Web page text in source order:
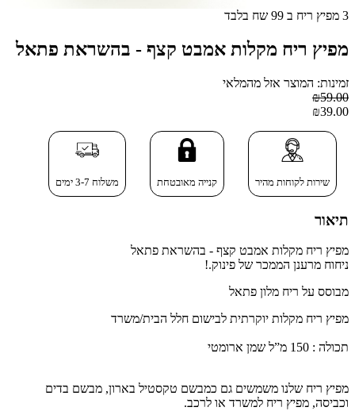
3 מפיץ ריח ב 99 שח בלבד
מפיץ ריח מקלות אמבט קצף - בהשראת פתאל
זמינות: המוצר אזל מהמלאי
₪59.00
₪39.00
שירות לקוחות מהיר קנייה מאובטחת משלוח 3-7 ימים
תיאור
מפיץ ריח מקלות אמבט קצף - בהשראת פתאל
ניחוח מרענן הממכר של פינוק.!
מבוסס על ריח מלון פתאל
מפיץ ריח מקלות יוקרתית לבישום חלל הבית/משרד
תכולה : 150 מ”ל שמן ארומטי
מפיץ ריח שלנו משמשים גם כמבשם טקסטיל בארון, מבשם בדים
וכביסה, מפיץ ריח למשרד או לרכב.